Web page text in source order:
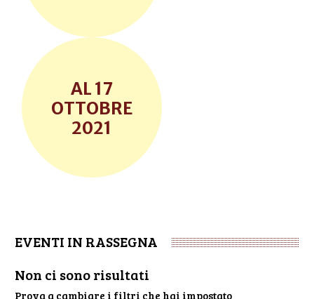
17
OTTOBRE
2021
EVENTI IN RASSEGNA
Non ci sono risultati
Prova a cambiare i filtri che hai impostato